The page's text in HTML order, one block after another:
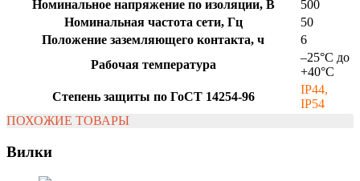
Номинальное напряжение по изоляции, В
500
Номинальная частота сети, Гц
50
Положение заземляющего контакта, ч
6
Рабочая температура
–25°С до
+40°С
Степень защиты по ГоСТ 14254-96
IP44,
IP54
ПОХОЖИЕ ТОВАРЫ
Вилки